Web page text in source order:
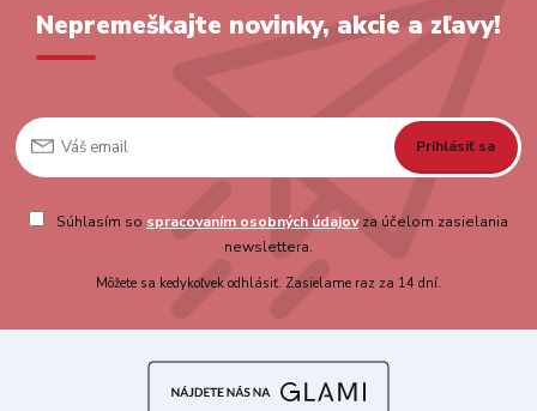
Nepremeškajte novinky, akcie a zľavy!
Prihlásiť sa
Súhlasím so spracovaním osobných údajovza účelom zasielania
newslettera.
Môžete sa kedykoľvek odhlásiť. Zasielame raz za 14 dní.